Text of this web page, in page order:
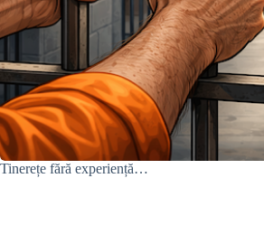
Tinerețe fără experiență…